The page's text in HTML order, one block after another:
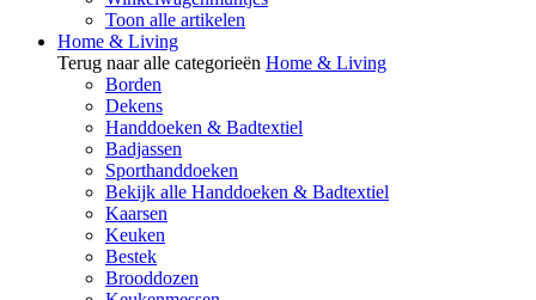
Toon alle artikelen
Home & Living
Terug naar alle categorieën Home & Living
Borden
Dekens
Handdoeken & Badtextiel
Badjassen
Sporthanddoeken
Bekijk alle Handdoeken & Badtextiel
Kaarsen
Keuken
Bestek
Brooddozen